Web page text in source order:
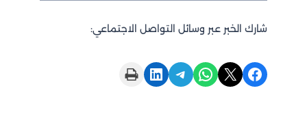
شارك الخبر عبر وسائل التواصل الاجتماعي:
Share on Facebook
Share on X
Share on WhatsApp
Share on Telegram
Share on LinkedIn
Print this Page